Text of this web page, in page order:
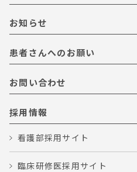
お知らせ
患者さんへのお願い
お問い合わせ
採用情報
看護部採用サイト
臨床研修医採用サイト